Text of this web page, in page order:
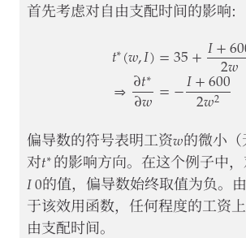
首先考虑对自由支配时间的影响:
𝑡∗(𝑤,𝐼)
⇒∂𝑡∗
∂𝑤
=35+𝐼+
2𝑤
=−𝐼+600
2𝑤2
∗ w,I +I+6002
偏导数的符号表明工资𝑤的微小
对𝑡∗
t∗的影响方向。在这个例子中
𝐼0
I0的值，偏导数始终取值为负。
于该效用函数，任何程度的工资
由支配时间。